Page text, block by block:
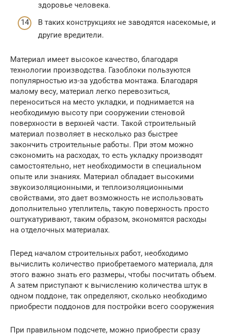
здоровье человека.
В таких конструкциях не заводятся насекомые, и
другие вредители.
Материал имеет высокое качество, благодаря
технологии производства. Газоблоки пользуются
популярностью из-за удобства монтажа. Благодаря
малому весу, материал легко перевозиться,
переноситься на место укладки, и поднимается на
необходимую высоту при сооружении стеновой
поверхности в верхней части. Такой строительный
материал позволяет в несколько раз быстрее
закончить строительные работы. При этом можно
сэкономить на расходах, то есть укладку производят
самостоятельно, нет необходимости в специальном
опыте или знаниях. Материал обладает высокими
звукоизоляционными, и теплоизоляционными
свойствами, это дает возможность не использовать
дополнительно утеплитель, такую поверхность просто
оштукатуривают, таким образом, экономятся расходы
на отделочных материалах.
Перед началом строительных работ, необходимо
вычислить количество приобретаемого материала, для
этого важно знать его размеры, чтобы посчитать объем.
А затем приступают к вычислению количества штук в
одном поддоне, так определяют, сколько необходимо
приобрести поддонов для постройки всего сооружения
При правильном подсчете, можно приобрести сразу